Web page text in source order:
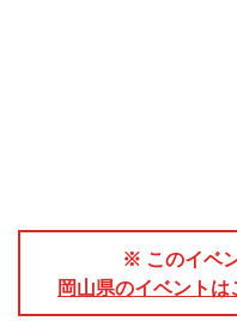
※ このイベ
岡山県のイベントは